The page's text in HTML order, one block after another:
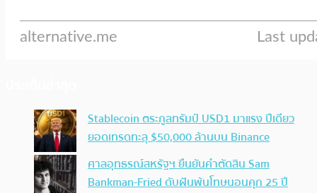
Stablecoin ตระกูลทรัมป์ USD1 มาแรง ปีเดียว
ยอดเทรดทะลุ $50,000 ล้านบน Binance
ศาลอุทธรณ์สหรัฐฯ ยืนยันคำตัดสิน Sam
Bankman-Fried ดับฝันพ้นโทษนอนคุก 25 ปี